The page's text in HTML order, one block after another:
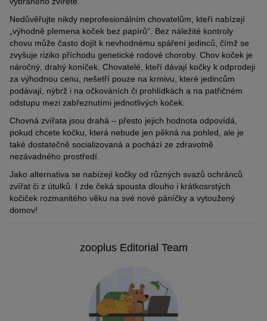
Nedůvěřujte nikdy neprofesionálním chovatelům, kteří nabízejí
„výhodně plemena koček bez papírů“. Bez náležité kontroly
chovu může často dojít k nevhodnému spáření jedinců, čímž se
zvyšuje riziko příchodu genetické rodové choroby. Chov koček je
náročný, drahý koníček. Chovatelé, kteří dávají kočky k odprodeji
za výhodnou cenu, nešetří pouze na krmivu, které jedincům
podávají, nýbrž i na očkováních či prohlídkách a na patřičném
odstupu mezi zabřeznutími jednotlivých koček.
Chovná zvířata jsou drahá – přesto jejich hodnota odpovídá,
pokud chcete kočku, která nebude jen pěkná na pohled, ale je
také dostatečně socializovaná a pochází ze zdravotně
nezávadného prostředí.
Jako alternativa se nabízejí kočky od různých svazů ochránců
zvířat či z útulků. I zde čeká spousta dlouho i krátkosrstých
kočiček rozmanitého věku na své nové páníčky a vytoužený
domov!
zooplus Editorial Team